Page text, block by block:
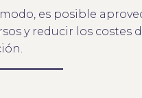
es posible
y reducir los costes